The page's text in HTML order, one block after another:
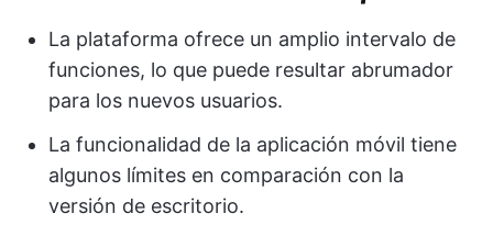
La plataforma ofrece un amplio intervalo de
funciones, lo que puede resultar abrumador
para los nuevos usuarios.
La funcionalidad de la aplicación móvil tiene
algunos límites en comparación con la
versión de escritorio.